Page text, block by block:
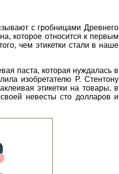
с гробницами Древнего
которое относится к первым
чем этикетки стали в наше
паста, которая нуждалась в
изобретателю Р. Стентону
этикетки на товары, в
невесты сто долларов и